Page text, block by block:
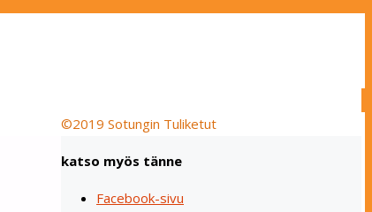
katso myös tänne
Facebook-sivu
©2019 Sotungin Tuliketut